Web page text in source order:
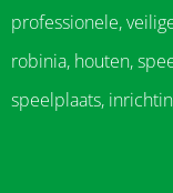
professionele,
robinia, houten,
speelplaats,